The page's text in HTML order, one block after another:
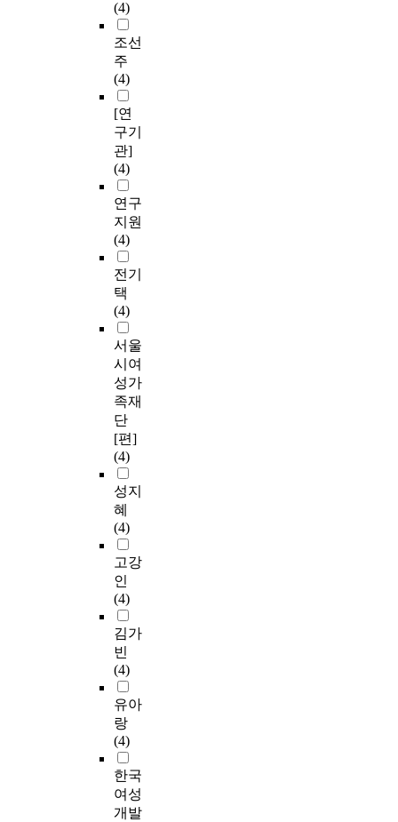
(4)
조선
주
(4)
[연
구기
관]
(4)
연구
지원
(4)
전기
택
(4)
서울
시여
성가
족재
단
[편]
(4)
성지
혜
(4)
고강
인
(4)
김가
빈
(4)
유아
랑
(4)
한국
여성
개발